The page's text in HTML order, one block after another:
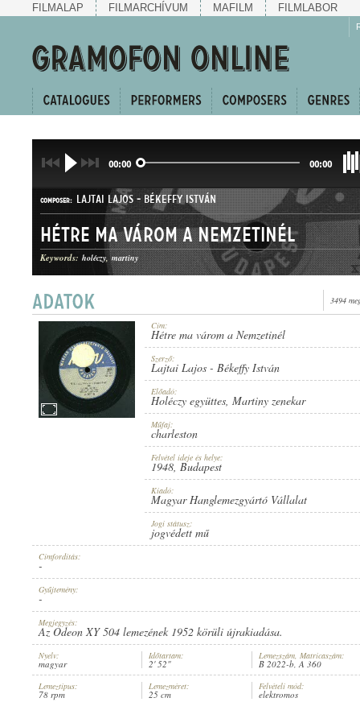
FILMALAP FILMARCHÍVUM MAFILM FILMLABOR
00:00 00:00
COMPOSER: LAJTAI LAJOS-BÉKEFFY ISTVÁN
GENRE: CHARLESTON
PUBLISHER: MAGYAR HANGLEMEZGYÁRTÓ VÁLLALAT
RECORD NUMBER:
Hétre ma várom a Nemzetinél
Keywords: holéczy martiny
3494
Cím:
Hétre ma várom a Nemzetinél
Szerző:
Lajtai Lajos - Békeffy István
Előadó:
Holéczy együttes, Martiny zenekar
Műfaj:
charleston
Felvétel ideje és helye:
1948, Budapest
Kiadó:
Magyar Hanglemezgyártó Vállalat
Jogi státusz:
jogvédett mű
Címfordítás:
-
Gyűjtemény:
-
Megjegyzés:
Az Odeon XY 504 lemezének 1952 körüli újrakiadása.
Nyelv:
magyar
Időtartam:
2' 52"
Lemezszám, Matricaszám:
B 2022-b, A 360
Lemeztípus:
78 rpm
Lemezméret:
25 cm
Felvételi mód:
elektromos